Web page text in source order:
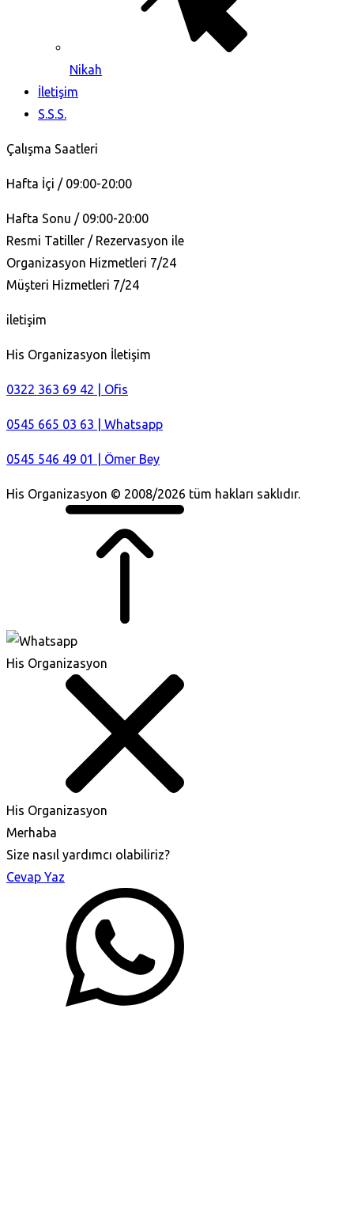
Nikah
İletişim
S.S.S.
Çalışma Saatleri
Hafta İçi / 09:00-20:00
Hafta Sonu / 09:00-20:00
Resmi Tatiller / Rezervasyon ile
Organizasyon Hizmetleri 7/24
Müşteri Hizmetleri 7/24
iletişim
His Organizasyon İletişim
0322 363 69 42 | Ofis
0545 665 03 63 | Whatsapp
0545 546 49 01 | Ömer Bey
His Organizasyon © 2008/2026 tüm hakları saklıdır.
His Organizasyon
His Organizasyon
Merhaba
Size nasıl yardımcı olabiliriz?
Cevap Yaz